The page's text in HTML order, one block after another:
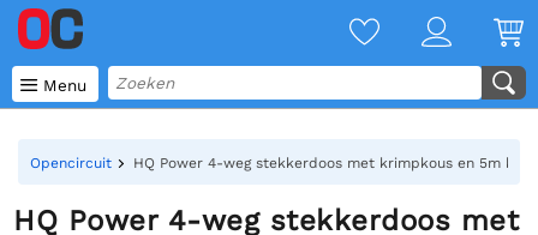
 Menu
Opencircuit HQ Power 4-weg stekkerdoos met krimpkous en 5m
HQ Power 4-weg stekkerdoos met